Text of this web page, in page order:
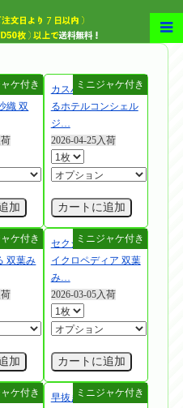
ジー 速
織 双
加
カスハラにも対応す
るホテルコンシェル
ジ…
2026-04-25入荷
カートに追加
持ち良
双葉み
加
セクシー女優エンサ
イクロペディア 双葉
み…
2026-03-05入荷
カートに追加
双葉み
早抜き 双葉みお